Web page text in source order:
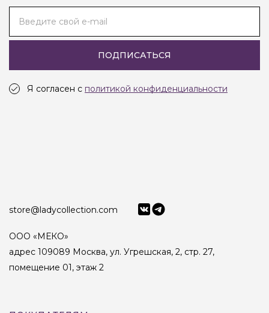
Введите свой e-mail
ПОДПИСАТЬСЯ
Я согласен с политикой конфиденциальности
store@ladycollection.com
ООО «МЕКО»
адрес 109089 Москва, ул. Угрешская, 2, стр. 27,
помещение 01, этаж 2